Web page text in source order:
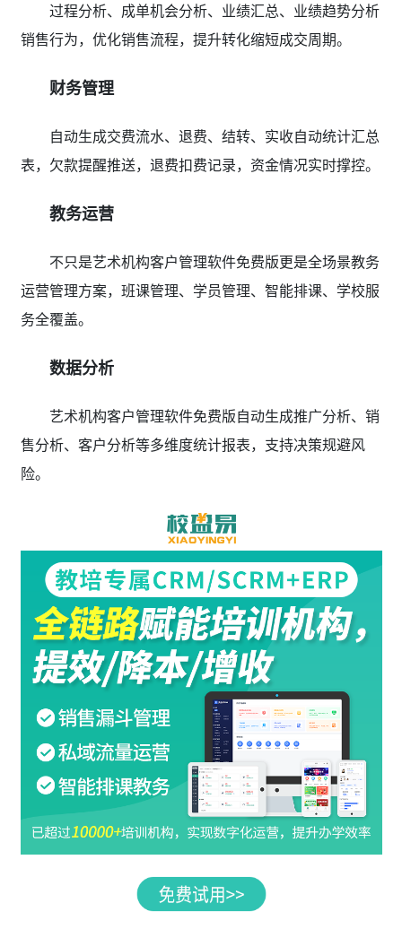
过程分析、成单机会分析、业绩汇总、业绩趋势分析
销售行为，优化销售流程，提升转化缩短成交周期。
财务管理
自动生成交费流水、退费、结转、实收自动统计汇总
表，欠款提醒推送，退费扣费记录，资金情况实时撑控。
教务运营
不只是艺术机构客户管理软件免费版更是全场景教务
运营管理方案，班课管理、学员管理、智能排课、学校服
务全覆盖。
数据分析
艺术机构客户管理软件免费版自动生成推广分析、销
售分析、客户分析等多维度统计报表，支持决策规避风
险。